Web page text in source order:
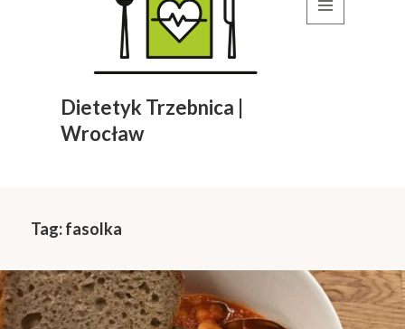
Dietetyk Trzebnica |
Wrocław
Tag:fasolka